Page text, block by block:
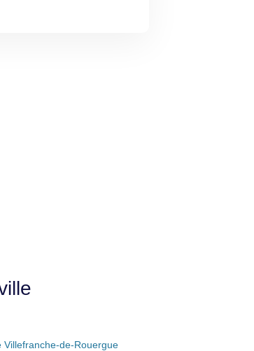
Villefranche-de-Rouergue